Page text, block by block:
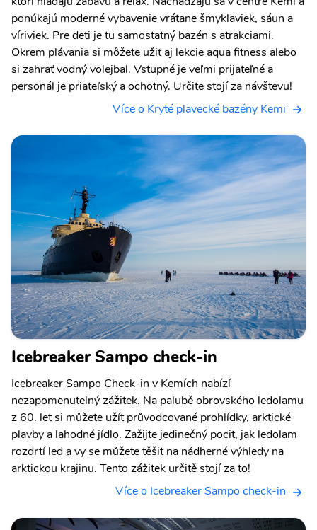
ponúkajú moderné vybavenie vrátane šmykľaviek, sáun a
víriviek. Pre deti je tu samostatný bazén s atrakciami.
Okrem plávania si môžete užiť aj lekcie aqua fitness alebo
si zahrať vodný volejbal. Vstupné je veľmi prijateľné a
personál je priateľský a ochotný. Určite stojí za návštevu!
Více o Kryté plavecké bazény Kemi
Icebreaker Sampo check-in
Icebreaker Sampo Check-in v Kemích nabízí
nezapomenutelný zážitek. Na palubě obrovského ledolamu
z 60. let si můžete užít průvodcované prohlídky, arktické
plavby a lahodné jídlo. Zažijte jedinečný pocit, jak ledolam
rozdrtí led a vy se můžete těšit na nádherné výhledy na
arktickou krajinu. Tento zážitek určitě stojí za to!
Více o Icebreaker Sampo check-in